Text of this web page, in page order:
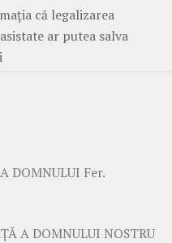
că legalizarea
ar putea salva
DOMNULUI Fer.
A DOMNULUI NOSTRU